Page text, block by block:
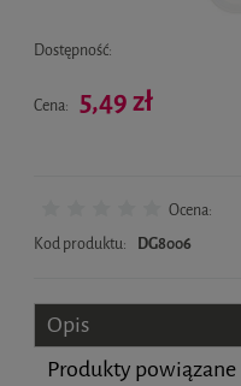
Dostępność:
Cena: 5,49 zł
Ocena:
Kod produktu:
DG8006
Opis
Produkty powiązane